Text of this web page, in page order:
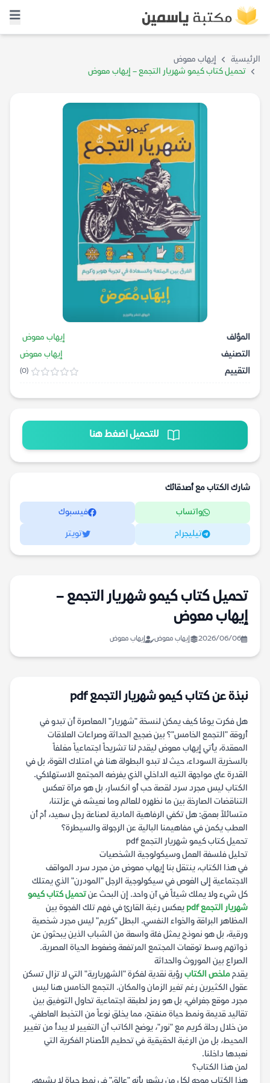
الرئيسية
إيهاب معوض
تحميل كتاب كيمو شهريار التجمع – إيهاب معوض
المؤلف
إيهاب معوض
التصنيف
إيهاب معوض
التقييم
(0)
للتحميل اضغط هنا
شارك الكتاب مع أصدقائك
واتساب فيسبوك
تيليجرام تويتر
تحميل كتاب كيمو شهريار التجمع –
إيهاب معوض
2026/06/06 إيهاب معوض إيهاب معوض
نبذة عن كتاب كيمو شهريار التجمع pdf
هل فكرت يومًا كيف يمكن لنسخة "شهريار" المعاصرة أن تبدو في
أروقة "التجمع الخامس"؟ بين ضجيج الحداثة وصراعات العلاقات
المعقدة، يأتي إيهاب معوض ليقدم لنا تشريحاً اجتماعياً مغلفاً
بالسخرية السوداء، حيث لا تبدو البطولة هنا في امتلاك القوة، بل في
القدرة على مواجهة التيه الداخلي الذي يفرضه المجتمع الاستهلاكي.
الكتاب ليس مجرد سرد لقصة حب أو انكسار، بل هو مرآة تعكس
التناقضات الصارخة بين ما نظهره للعالم وما نعيشه في عزلتنا،
متسائلاً بعمق: هل تكفي الرفاهية المادية لصناعة رجل سعيد، أم أن
العطب يكمن في مفاهيمنا البالية عن الرجولة والسيطرة؟
تحميل كتاب كيمو شهريار التجمع pdf
تحليل فلسفة العمل وسيكولوجية الشخصيات
في هذا الكتاب، ينتقل بنا إيهاب معوض من مجرد سرد المواقف
الاجتماعية إلى الغوص في سيكولوجية الرجل "المودرن" الذي يمتلك
كل شيء ولا يملك شيئاً في آن واحد. إن البحث عنتحميل كتاب كيمو
شهريار التجمع pdf
يعكس رغبة القارئ في فهم تلك الفجوة بين
المظاهر البراقة والخواء النفسي. البطل "كريم" ليس مجرد شخصية
ورقية، بل هو نموذج يمثل فئة واسعة من الشباب الذين يبحثون عن
ذواتهم وسط توقعات المجتمع المرتفعة وضغوط الحياة العصرية.
الصراع بين الموروث والحداثة
يقدمملخص الكتاب رؤية نقدية لفكرة "الشهريارية" التي لا تزال تسكن
عقول الكثيرين رغم تغير الزمان والمكان. التجمع الخامس هنا ليس
مجرد موقع جغرافي، بل هو رمز لطبقة اجتماعية تحاول التوفيق بين
تقاليد قديمة ونمط حياة منفتح، مما يخلق نوعاً من التخبط العاطفي.
من خلال رحلة كريم مع "نور"، يوضح الكاتب أن التغيير لا يبدأ من تغيير
المحيط، بل من الرغبة الحقيقية في تحطيم الأصنام الفكرية التي
نعبدها داخلنا.
لمن هذا الكتاب؟
هذا الكتاب موجه لكل من يشعر بأنه "عالق" في نمط حياة لا يشبهه،